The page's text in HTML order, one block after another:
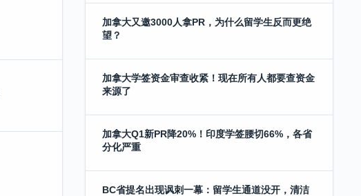
加拿大又邀3000人拿PR，为什么留学生反而更绝
望？
加拿大学签资金审查收紧！现在所有人都要查资金
来源了
加拿大Q1新PR降20%！印度学签腰切66%，各省
分化严重
BC省提名出现讽刺一幕：留学生通道没开，清洁